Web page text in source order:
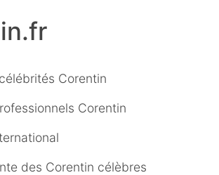
Corentin
Corentin
des Corentin célèbres